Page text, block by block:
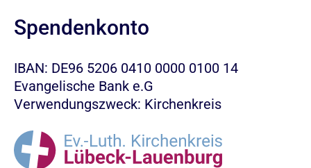
Spendenkonto
IBAN: DE96 5206 0410 0000 0100 14
Evangelische Bank e.G
Verwendungszweck: Kirchenkreis